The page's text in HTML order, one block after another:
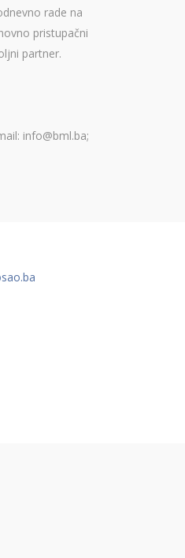
rade na
pristupačni
partner.
info@bml.ba;